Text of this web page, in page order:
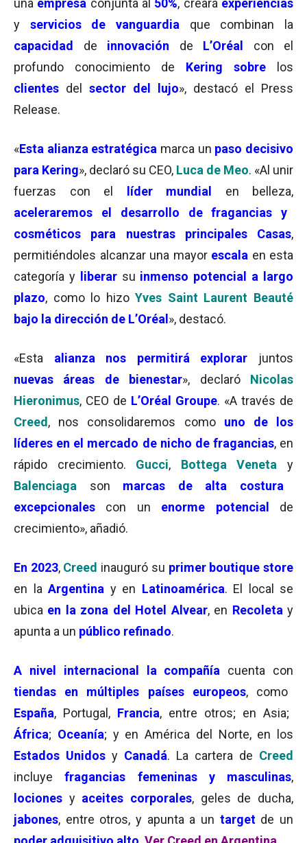
una empresa conjunta al 50%, creará experiencias
y servicios de vanguardia que combinan la
capacidad de innovación de L’Oréal
con el
profundo conocimiento de Kering sobre
los
clientes del sector del lujo», destacó el Press
Release.
«Esta alianza estratégica marca un paso decisivo
para Kering», declaró su CEO, Luca de Meo. «Al unir
fuerzas con el
líder mundial
en belleza,
aceleraremos el desarrollo de fragancias y
cosméticos para nuestras principales Casas,
permitiéndoles alcanzar una mayor escala en esta
categoría yliberar su inmenso potencial a largo
plazo, como lo hizoYves Saint Laurent Beauté
bajo la dirección de L’Oréal », destacó.
«Esta alianza nos permitirá explorar juntos
nuevas áreas de bienestar», declaró Nicolas
Hieronimus, CEO de L’Oréal Groupe. «A través de
Creed , nos consolidaremos como uno de los
líderes en el mercado de nicho de fragancias, en
rápido crecimiento. Gucci, Bottega Venetay
Balenciaga son marcas de alta costura
excepcionales
con un enorme potencial
de
crecimiento», añadió.
En 2023, Creed inauguró su primer boutique store
en la Argentina y en Latinoamérica. El local se
ubica en la zona del Hotel Alvear, en Recoleta y
apunta a un público refinado.
A nivel internacional la compañía cuenta con
tiendas en múltiples países europeos, como
España, Portugal, Francia, entre otros; en Asia;
África; Oceanía; y en América del Norte, en los
Estados Unidos y Canadá. La cartera de Creed
incluye fragancias femeninas y masculinas,
lociones y aceites corporales, geles de ducha,
jabones, entre otros, y apunta a un target de un